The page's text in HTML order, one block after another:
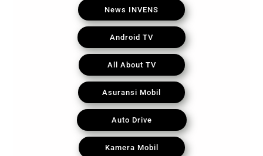
News INVENS
Android TV
All About TV
Asuransi Mobil
Auto Drive
Kamera Mobil